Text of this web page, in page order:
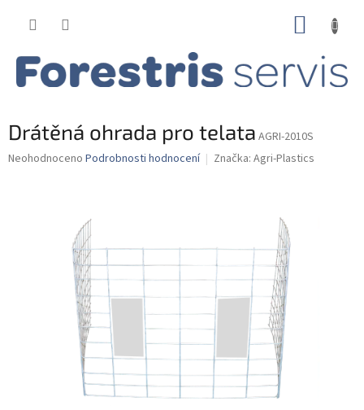
Drátěná ohrada pro telata AGRI-2010S
Průměrné
Neohodnoceno Podrobnosti hodnocení Značka: Agri-Plastics